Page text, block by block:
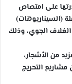
على امتصاص
(السيناريوهات)
الجوي، وذلك
من الأشجار،
التحريج